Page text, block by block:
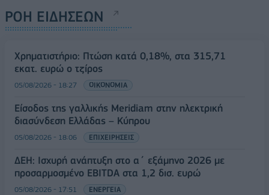
ΡΟΗ ΕΙΔΗΣΕΩΝ
Χρηματιστήριο: Πτώση κατά 0,18%, στα 315,71
εκατ. ευρώ ο τζίρος
05/08/2026 - 18:27 ΟΙΚΟΝΟΜΙΑ
Είσοδος της γαλλικής Meridiam στην ηλεκτρική
διασύνδεση Ελλάδας – Κύπρου
05/08/2026 - 18:06 ΕΠΙΧΕΙΡΗΣΕΙΣ
ΔΕΗ: Ισχυρή ανάπτυξη στο α΄ εξάμηνο 2026 με
προσαρμοσμένο EBITDA στα 1,2 δισ. ευρώ
05/08/2026 - 17:51 ΕΝΕΡΓΕΙΑ